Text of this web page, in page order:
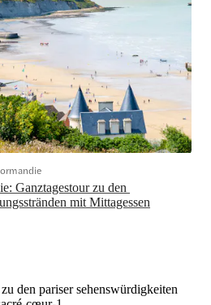
Ganztagestour zu den
mit Mittagessen
den pariser sehenswürdigkeiten